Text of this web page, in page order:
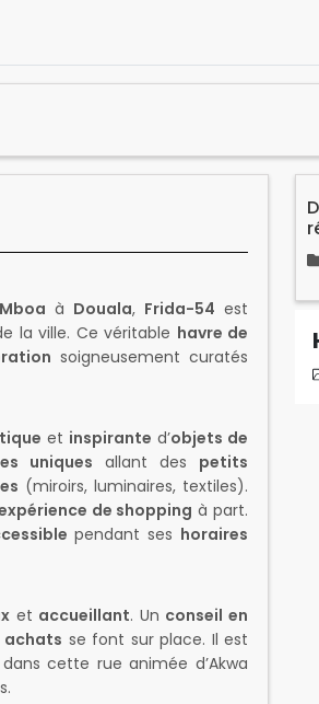
à Douala, Frida-54 est
la ville. Ce véritable havre de
soigneusement curatés
et inspirante d’objets de
uniques allant des petits
(miroirs, luminaires, textiles).
de shopping à part.
pendant ses horaires
et accueillant. Un conseil en
achats se font sur place. Il est
dans cette rue animée d’Akwa